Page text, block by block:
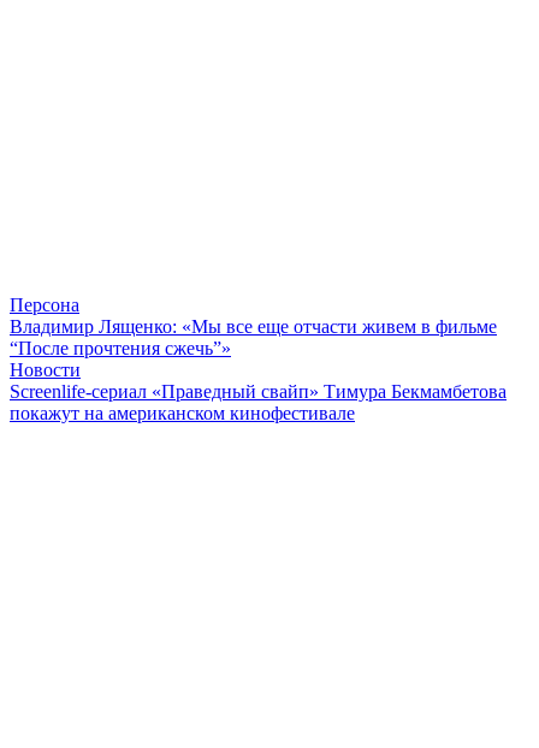
Персона
Владимир Лященко: «Мы все еще отчасти живем в фильме
“После прочтения сжечь”»
Новости
Screenlife-сериал «Праведный свайп» Тимура Бекмамбетова
покажут на американском кинофестивале